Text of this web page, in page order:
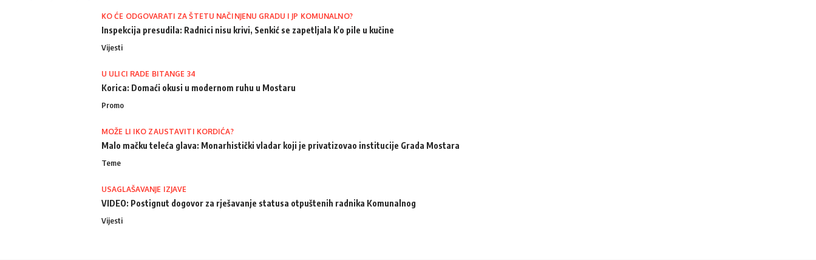
KO ĆE ODGOVARATI ZA ŠTETU NAČINJENU GRADU I JP KOMUNALNO?
Inspekcija presudila: Radnici nisu krivi, Senkić se zapetljala k'o pile u kučine
Vijesti
U ULICI RADE BITANGE 34
Korica: Domaći okusi u modernom ruhu u Mostaru
Promo
MOŽE LI IKO ZAUSTAVITI KORDIĆA?
Malo mačku teleća glava: Monarhistički vladar koji je privatizovao institucije Grada Mostara
Teme
USAGLAŠAVANJE IZJAVE
VIDEO: Postignut dogovor za rješavanje statusa otpuštenih radnika Komunalnog
Vijesti